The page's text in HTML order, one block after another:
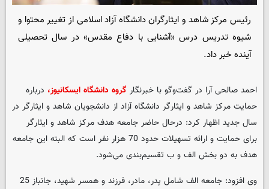
رئیس مرکز شاهد و ایثارگران دانشگاه آزاد اسلامی از تغییر محتوا و
شیوه تدریس درس «آشنایی با دفاع مقدس» در سال تحصیلی
آینده خبر داد.
احمد صالحی آرا در گفت‌وگو با خبرنگار گروه دانشگاه ایسکانیوز، درباره
حمایت مرکز شاهد و ایثارگر دانشگاه آزاد از دانشجویان شاهد و ایثارگر در
سال جدید اظهار کرد: درحال حاضر جامعه هدف مرکز شاهد و ایثارگر
برای حمایت و ارائه تسهیلات حدود 70 هزار نفر است که البته این جامعه
هدف به دو بخش الف و ب تقسیم‌بندی می‌شود.
وی افزود: جامعه الف شامل پدر، مادر، فرزند و همسر شهید، جانباز 25